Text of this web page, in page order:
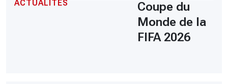
ACTUALITÉS
Coupe du
Monde de la
FIFA 2026